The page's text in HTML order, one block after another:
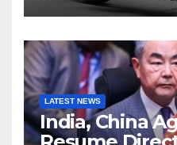
LATEST NEWS
India, China